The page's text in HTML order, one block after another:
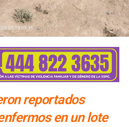
reportados
en un lote